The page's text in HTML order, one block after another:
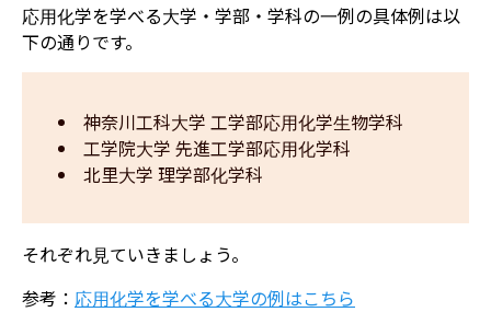
応用化学を学べる大学・学部・学科の一例の具体例は以
下の通りです。
神奈川工科大学 工学部応用化学生物学科
工学院大学 先進工学部応用化学科
北里大学 理学部化学科
それぞれ見ていきましょう。
参考： 応用化学を学べる大学の例はこちら